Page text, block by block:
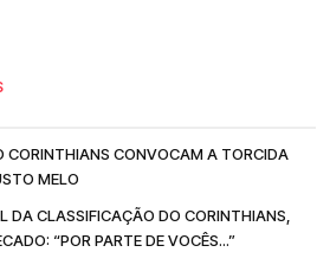
CORINTHIANS CONVOCAM A TORCIDA
MELO
DA CLASSIFICAÇÃO DO CORINTHIANS,
“POR PARTE DE VOCÊS...”